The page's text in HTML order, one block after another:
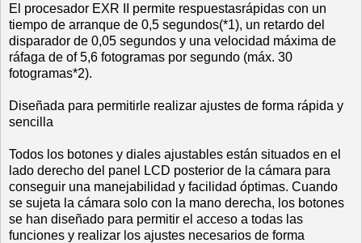
El procesador EXR II permite respuestasrápidas con un
tiempo de arranque de 0,5 segundos(*1), un retardo del
disparador de 0,05 segundos y una velocidad máxima de
ráfaga de of 5,6 fotogramas por segundo (máx. 30
fotogramas*2).
Diseñada para permitirle realizar ajustes de forma rápida y
sencilla
Todos los botones y diales ajustables están situados en el
lado derecho del panel LCD posterior de la cámara para
conseguir una manejabilidad y facilidad óptimas. Cuando
se sujeta la cámara solo con la mano derecha, los botones
se han diseñado para permitir el acceso a todas las
funciones y realizar los ajustes necesarios de forma